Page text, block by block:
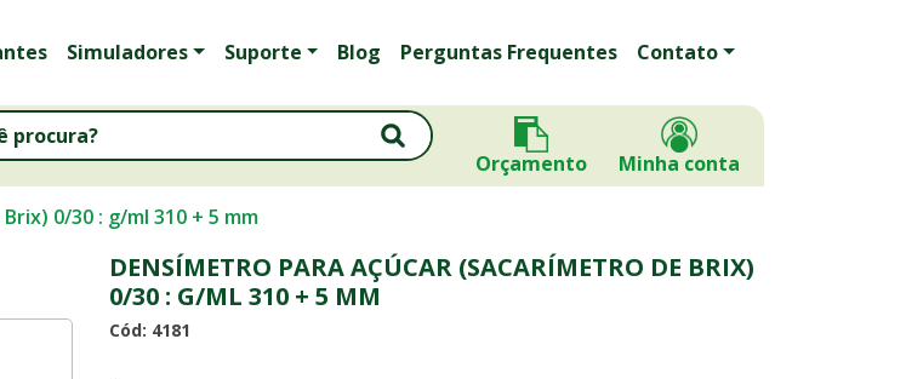
Simuladores Suporte Blog Perguntas Frequentes Contato
Orçamento Minha conta
0/30 : g/ml 310 + 5 mm
DENSÍMETRO PARA AÇÚCAR (SACARÍMETRO DE BRIX)
0/30 : G/ML 310 + 5 MM
Cód: 4181